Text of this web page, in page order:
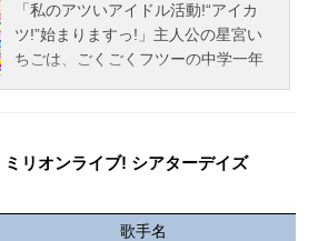
「私のアツいアイドル活動!“アイカ
ツ!”始まりますっ!」主人公の星宮い
ちごは、ごくごくフツーの中学一年
で、いちごをとりまく世界がガラリ
の心得を学びながら、いちごはアイ
リオンライブ! シアターデイズ
歌手名